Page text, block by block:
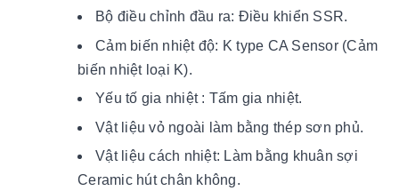
Bộ điều chỉnh đầu ra: Điều khiển SSR.
Cảm biến nhiệt độ: K type CA Sensor (Cảm
biến nhiệt loại K).
Yếu tố gia nhiệt : Tấm gia nhiệt.
Vật liệu vỏ ngoài làm bằng thép sơn phủ.
Vật liệu cách nhiệt: Làm bằng khuân sợi
Ceramic hút chân không.